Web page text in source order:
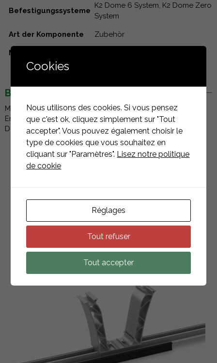
Befestigungssysteme
K2 Dome 6 System, K2 Dome Zero
System
Art der Komponente Zubehör
Material
BESCHREIBUNG
Mat S Auflagepad mit einer schubweichen Funktion zur
Entkopplung der Systemkräfte und zum Schutz der
Dachhaut. Passend für die K2 BasicRail. Material: EPDM
PRODUKTEASSOZIIERTEN
ZURÜCK ZUR LISTE
Cookies
Nous utilisons des cookies. Si vous pensez
que c'est ok, cliquez simplement sur "Tout
accepter". Vous pouvez également choisir le
type de cookies que vous souhaitez en
cliquant sur "Paramètres". Lisez notre politique
de cookie
Réglages
Tout refuser
Tout accepter